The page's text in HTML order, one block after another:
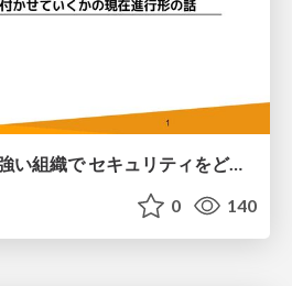
ボトムアップ文化が強い組織で セキュリティをどう根付かせていくかの現在進行形の話 / Making Security Stick in a Bottom-Up Organization
0 140